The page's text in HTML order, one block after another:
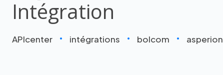
Intégration
APIcenter intégrations bolcom asperion